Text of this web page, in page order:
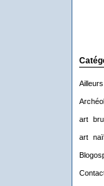
Ailleurs
art
art